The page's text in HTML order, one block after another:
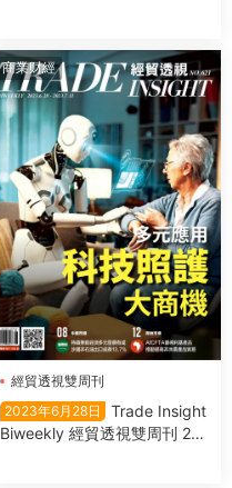
商業财經
經貿透視雙周刊
2023年6月28日
Trade Insight
Biweekly 經貿透視雙周刊 202